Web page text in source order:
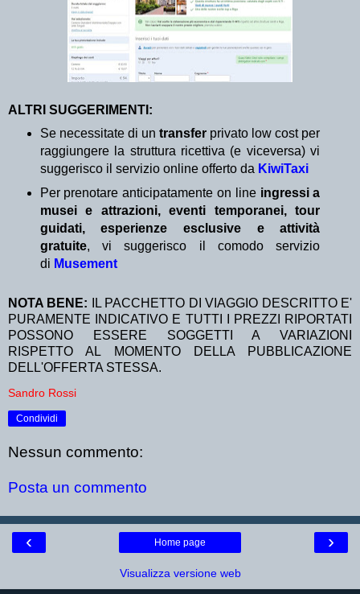
ALTRI SUGGERIMENTI:
Se necessitate di un transfer privato low cost per
raggiungere la struttura ricettiva (e viceversa) vi
suggerisco il servizio online offerto da KiwiTaxi
Per prenotare anticipatamente on line ingressi a
musei e attrazioni, eventi temporanei, tour
guidati, esperienze esclusive e attività
gratuite, vi suggerisco il comodo servizio
di Musement
NOTA BENE:
IL PACCHETTO DI VIAGGIO DESCRITTO E'
PURAMENTE INDICATIVO E TUTTI I PREZZI RIPORTATI
POSSONO ESSERE SOGGETTI A VARIAZIONI
RISPETTO AL MOMENTO DELLA PUBBLICAZIONE
DELL'OFFERTA STESSA.
Sandro Rossi
Condividi
Nessun commento:
Posta un commento
‹ ›
Home page
Visualizza versione web